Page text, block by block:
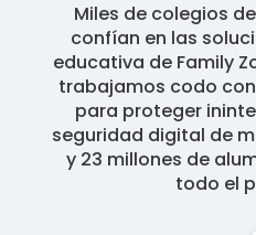
Miles de colegios
confían en las
educativa de Family
trabajamos codo
para proteger
seguridad digital de
y 23 millones de
todo el